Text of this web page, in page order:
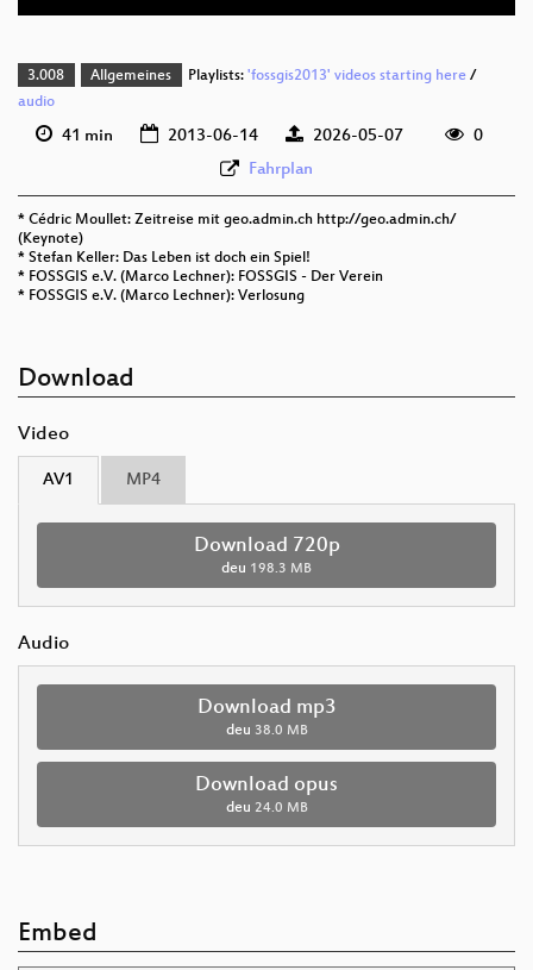
3.008 Allgemeines Playlists: 'fossgis2013' videos starting here/
audio
41 min 2013-06-14 2026-05-07
0
Fahrplan
* Cédric Moullet: Zeitreise mit geo.admin.ch http://geo.admin.ch/
(Keynote)
* Stefan Keller: Das Leben ist doch ein Spiel!
* FOSSGIS e.V. (Marco Lechner): FOSSGIS - Der Verein
* FOSSGIS e.V. (Marco Lechner): Verlosung
Download
Video
AV1 MP4
Download 720p
deu 198.3 MB
Audio
Download mp3
deu 38.0 MB
Download opus
deu 24.0 MB
Embed